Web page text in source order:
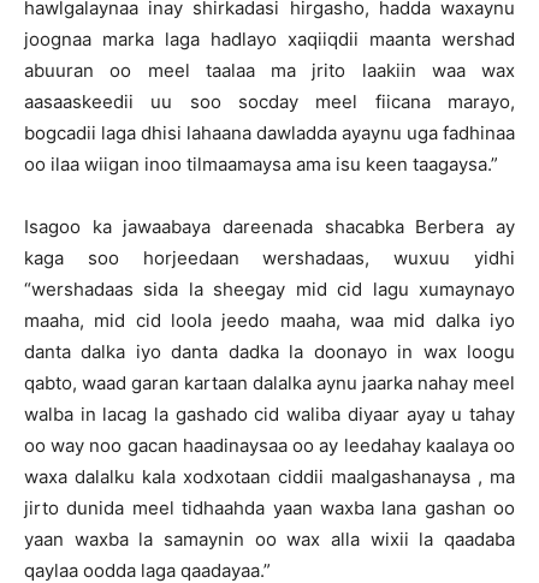
hawlgalaynaa inay shirkadasi hirgasho, hadda waxaynu
joognaa marka laga hadlayo xaqiiqdii maanta wershad
abuuran oo meel taalaa ma jrito laakiin waa wax
aasaaskeedii uu soo socday meel fiicana marayo,
bogcadii laga dhisi lahaana dawladda ayaynu uga fadhinaa
oo ilaa wiigan inoo tilmaamaysa ama isu keen taagaysa.”
Isagoo ka jawaabaya dareenada shacabka Berbera ay
kaga soo horjeedaan wershadaas, wuxuu yidhi
“wershadaas sida la sheegay mid cid lagu xumaynayo
maaha, mid cid loola jeedo maaha, waa mid dalka iyo
danta dalka iyo danta dadka la doonayo in wax loogu
qabto, waad garan kartaan dalalka aynu jaarka nahay meel
walba in lacag la gashado cid waliba diyaar ayay u tahay
oo way noo gacan haadinaysaa oo ay leedahay kaalaya oo
waxa dalalku kala xodxotaan ciddii maalgashanaysa , ma
jirto dunida meel tidhaahda yaan waxba lana gashan oo
yaan waxba la samaynin oo wax alla wixii la qaadaba
qaylaa oodda laga qaadayaa.”